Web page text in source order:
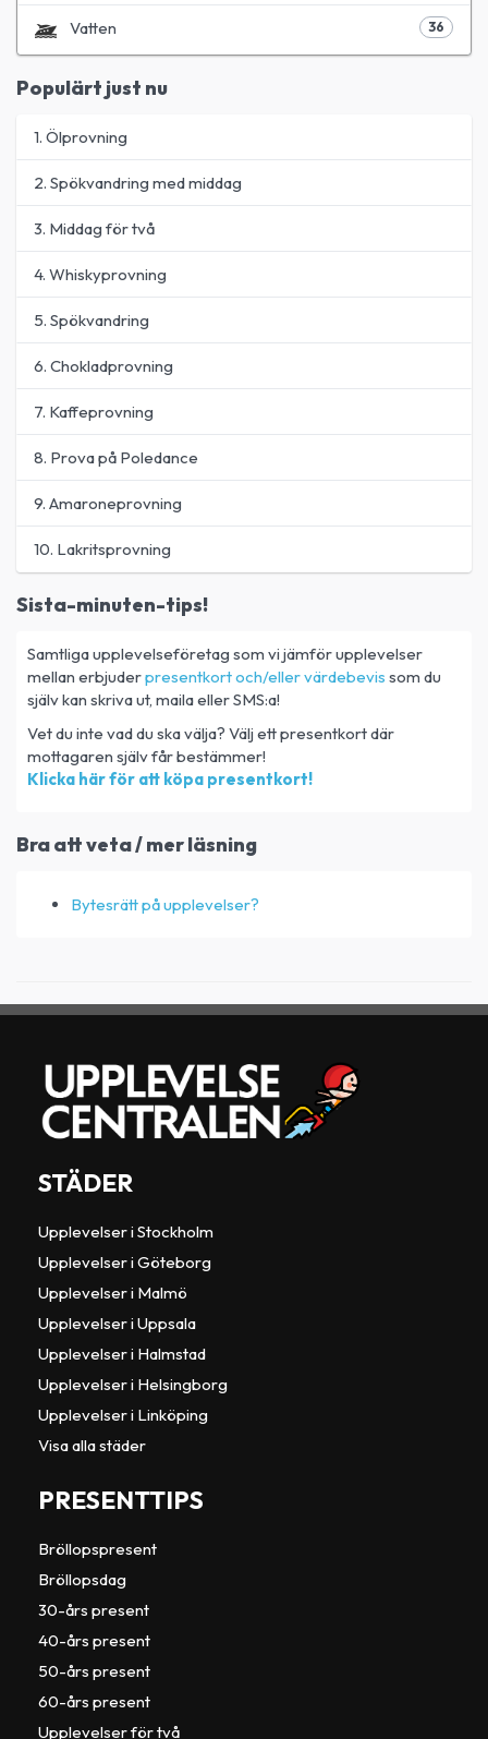
Vatten 36
Populärt just nu
1. Ölprovning
2. Spökvandring med middag
3. Middag för två
4. Whiskyprovning
5. Spökvandring
6. Chokladprovning
7. Kaffeprovning
8. Prova på Poledance
9. Amaroneprovning
10. Lakritsprovning
Sista-minuten-tips!
Samtliga upplevelseföretag som vi jämför upplevelser
mellan erbjuderpresentkort och/eller värdebevis som du
själv kan skriva ut, maila eller SMS:a!
Vet du inte vad du ska välja? Välj ett presentkort där
mottagaren själv får bestämmer!
Klicka här för att köpa presentkort!
Bra att veta / mer läsning
Bytesrätt på upplevelser?
STÄDER
Upplevelser i Stockholm
Upplevelser i Göteborg
Upplevelser i Malmö
Upplevelser i Uppsala
Upplevelser i Halmstad
Upplevelser i Helsingborg
Upplevelser i Linköping
Visa alla städer
PRESENTTIPS
Bröllopspresent
Bröllopsdag
30-års present
40-års present
50-års present
60-års present
Upplevelser för två